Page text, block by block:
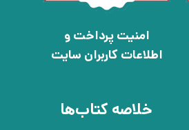
امنیت پرداخت و
اطلاعات کاربران سایت
خلاصه کتاب‌ها